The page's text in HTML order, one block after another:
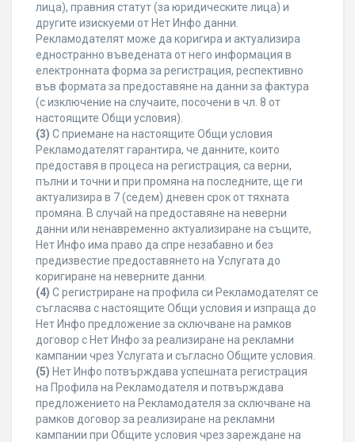
лица), правния статут (за юридическите лица) и
другите изискуеми от Нет Инфо данни.
Рекламодателят може да коригира и актуализира
едностранно въведената от него информация в
електронната форма за регистрация, респективно
във формата за предоставяне на данни за фактура
(с изключение на случаите, посочени в чл. 8 от
настоящите Общи условия).
(3) С приемане на настоящите Общи условия
Рекламодателят гарантира, че данните, които
предоставя в процеса на регистрация, са верни,
пълни и точни и при промяна на последните, ще ги
актуализира в 7 (седем) дневен срок от тяхната
промяна. В случай на предоставяне на неверни
данни или ненавременно актуализиране на същите,
Нет Инфо има право да спре незабавно и без
предизвестие предоставянето на Услугата до
коригиране на неверните данни.
(4) С регистриране на профила си Рекламодателят се
съгласява с настоящите Общи условия и изпраща до
Нет Инфо предложение за сключване на рамков
договор с Нет Инфо за реализиране на рекламни
кампании чрез Услугата и съгласно Общите условия.
(5) Нет Инфо потвърждава успешната регистрация
на Профила на Рекламодателя и потвърждава
предложението на Рекламодателя за сключване на
рамков договор за реализиране на рекламни
кампании при Общите условия чрез зареждане на